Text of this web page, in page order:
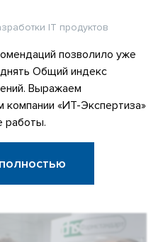
IT продуктов
позволило уже
Общий индекс
Выражаем
компании «ИТ-Экспертиза»
работы.